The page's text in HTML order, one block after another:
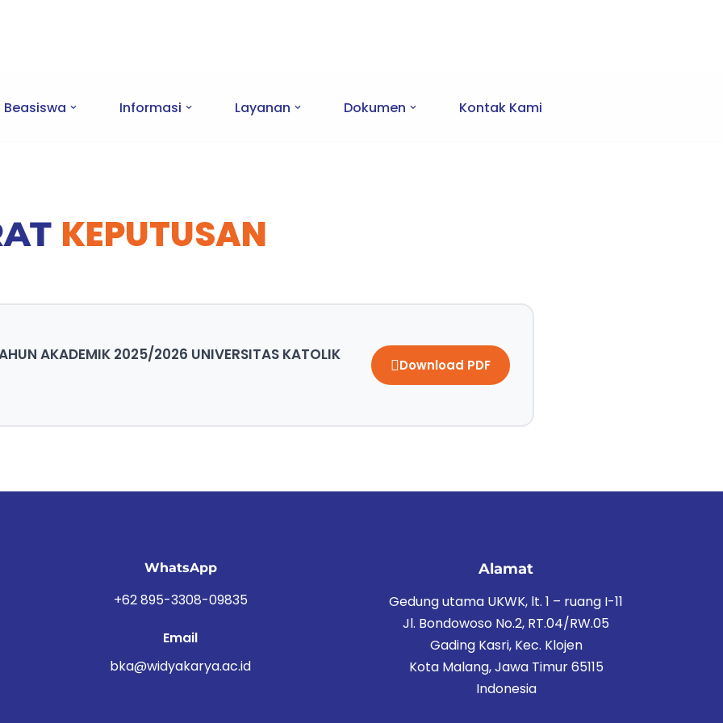
Beasiswa Informasi Layanan Dokumen Kontak Kami
KEPUTUSAN
AKADEMIK 2025/2026 UNIVERSITAS KATOLIK
Download PDF
WhatsApp
+62 895-3308-09835
Email
bka@widyakarya.ac.id
Alamat
Gedung utama UKWK, lt. 1 – ruang I-11
Jl. Bondowoso No.2, RT.04/RW.05
Gading Kasri, Kec. Klojen
Kota Malang, Jawa Timur 65115
Indonesia